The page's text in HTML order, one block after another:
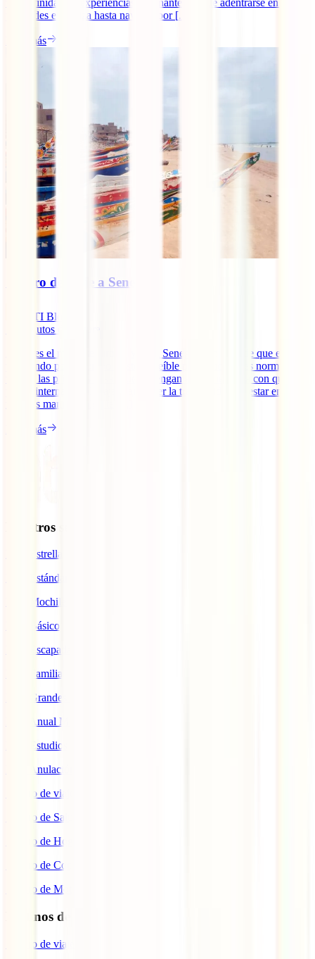
una infinidad de experiencias fascinantes: desde adentrarse en las
pirámides en Guiza hasta navegar por [...]
Leer más
Seguro de viaje a Senegal
IATI Blog
minutos de lectura
¿Cuál es el mejor seguro de viaje a Senegal? En caso de que estés
planeando poner rumbo a este increíble país africano, es normal que
una de las primeras cosas que te vengan a la cabeza sea con qué
póliza internacional viajar para tener la tranquilidad de estar en las
mejores manos si algo te [...]
Leer más
Nuestros seguros
IATI Estrella
IATI Estándar
IATI Mochilero
IATI Básico
IATI Escapadas
IATI Familia
IATI Grandes Viajeros
IATI Anual Multiviaje
IATI Estudios
IATI Anulación Premium
Seguro de viaje COVID
Seguro de Salud
Seguro de Hogar
Seguro de Coche
Seguro de Moto
Destinos de interés
Seguro de viaje a EEUU